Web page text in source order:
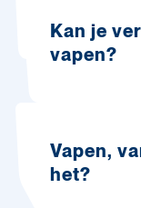
Kan je
vapen?
Vapen,
het?